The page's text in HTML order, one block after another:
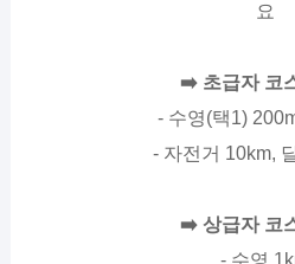
요
➡️ 초급자 코
- 수영(택1)
- 자전거 10km,
➡️ 상급자 코